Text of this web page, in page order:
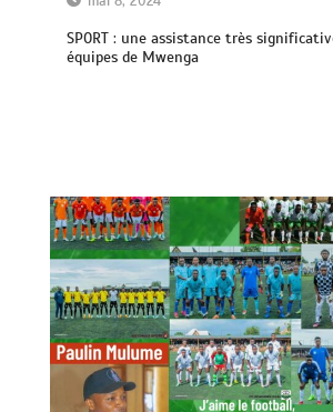
SPORT : une assistance très
équipes de Mwenga